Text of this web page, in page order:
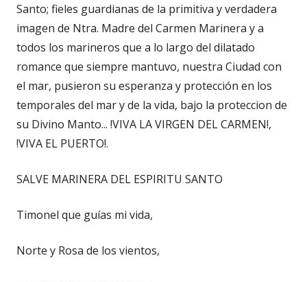
Santo; fieles guardianas de la primitiva y verdadera
imagen de Ntra. Madre del Carmen Marinera y a
todos los marineros que a lo largo del dilatado
romance que siempre mantuvo, nuestra Ciudad con
el mar, pusieron su esperanza y protección en los
temporales del mar y de la vida, bajo la proteccion de
su Divino Manto... !VIVA LA VIRGEN DEL CARMEN!,
!VIVA EL PUERTO!.
SALVE MARINERA DEL ESPIRITU SANTO
Timonel que guías mi vida,
Norte y Rosa de los vientos,